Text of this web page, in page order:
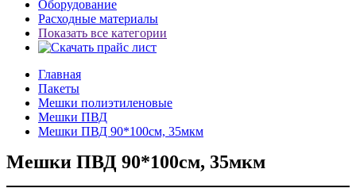
Оборудование
Расходные материалы
Показать все категории
Главная
Пакеты
Мешки полиэтиленовые
Мешки ПВД
Мешки ПВД 90*100см, 35мкм
Мешки ПВД 90*100см, 35мкм